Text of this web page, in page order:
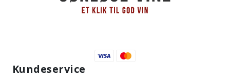
Kundeservice